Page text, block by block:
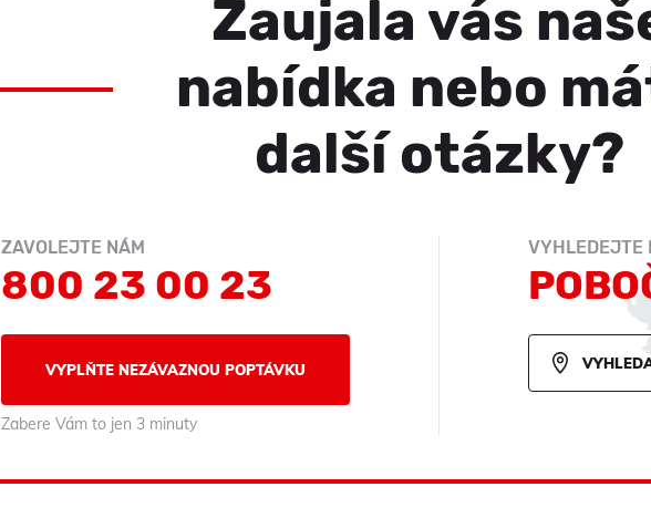
Zaujala vás
nabídka nebo
další otázky?
ZAVOLEJTE NÁM
800 23 00 23
VYPLŇTE NEZÁVAZNOU POPTÁVKU
Zabere Vám to jen 3 minuty
VYHLEDEJTE